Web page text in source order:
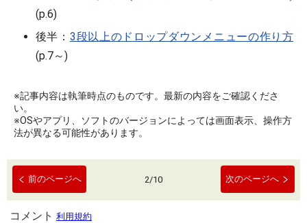
(p.6)
後半： 3段以上のドロップダウンメニューの作り方
(p.7～)
※記事内容は執筆時点のものです。最新の内容をご確認くださ
い。
※OSやアプリ、ソフトのバージョンによっては画面表示、操作方
法が異なる可能性があります。
前のページへ 2/10 次のページへ